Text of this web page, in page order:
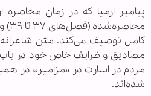
پیامبر ارمیا که در زمان محاصره
کامل توصیف می‌کند. متن شاعرانه
مصادیق و ظرایف خاص خود در باب
مردم در اسارت در «مزامیر» در
شده‌اند.